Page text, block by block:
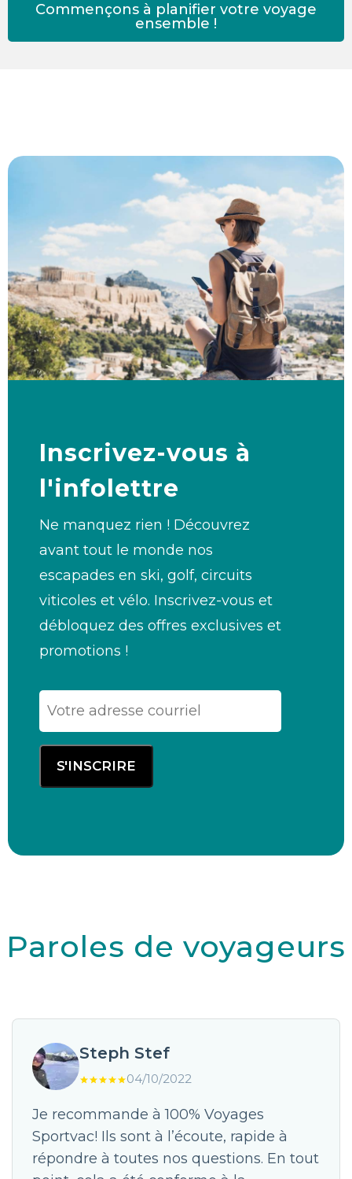
Commençons à planifier votre voyage
ensemble !
Inscrivez-vous à
l'infolettre
Ne manquez rien ! Découvrez
avant tout le monde nos
escapades en ski, golf, circuits
viticoles et vélo. Inscrivez-vous et
débloquez des offres exclusives et
promotions !
Paroles de voyageurs
Steph Stef
04/10/2022
Je recommande à 100% Voyages
Sportvac! Ils sont à l’écoute, rapide à
répondre à toutes nos questions. En tout